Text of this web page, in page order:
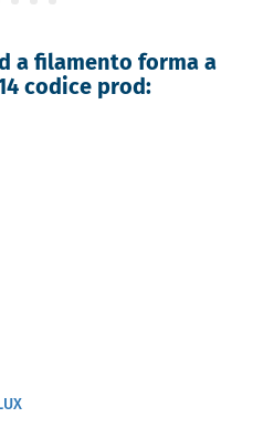
a filamento forma a
codice prod: